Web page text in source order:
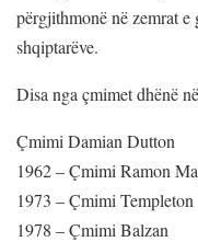
përgjithmonë në zemrat e
shqiptarëve.
Disa nga çmimet dhënë
Çmimi Damian Dutton
1962 – Çmimi Ramon
1973 – Çmimi Templeton
1978 – Çmimi Balzan